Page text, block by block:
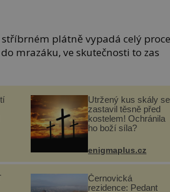
plátně vypadá celý
mrazáku, ve skutečnosti to zas
Utržený kus skály se
zastavil těsně před
kostelem! Ochránila
ho boží síla?
enigmaplus.cz
Černovická
rezidence: Pedant